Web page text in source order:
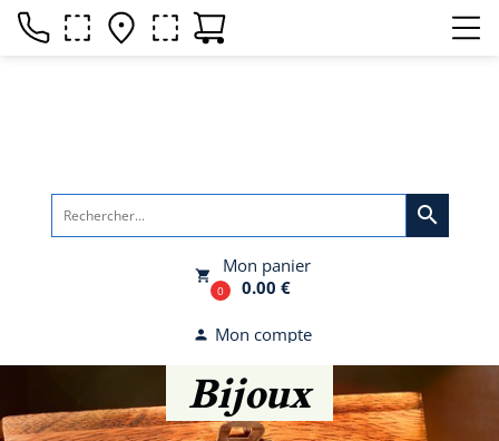
search
local_grocery_store
0
Mon panier
0.00 €
person Mon compte
Bijoux